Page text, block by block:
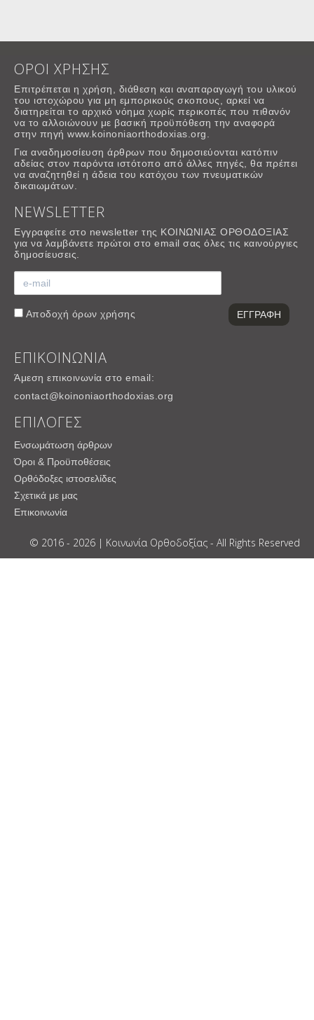
ΟΡΟΙ ΧΡΗΣΗΣ
Επιτρέπεται η χρήση, διάθεση και αναπαραγωγή του υλικού
του ιστοχώρου για μη εμπορικούς σκοπους, αρκεί να
διατηρείται το αρχικό νόημα χωρίς περικοπές που πιθανόν
να το αλλοιώνουν με βασική προϋπόθεση την αναφορά
στην πηγή www.koinoniaorthodoxias.org.
Για αναδημοσίευση άρθρων που δημοσιεύονται κατόπιν
αδείας στον παρόντα ιστότοπο από άλλες πηγές, θα πρέπει
να αναζητηθεί η άδεια του κατόχου των πνευματικών
δικαιωμάτων.
NEWSLETTER
Εγγραφείτε στο newsletter της ΚΟΙΝΩΝΙΑΣ ΟΡΘΟΔΟΞΙΑΣ
για να λαμβάνετε πρώτοι στο email σας όλες τις καινούργιες
δημοσίευσεις.
Αποδοχή όρων χρήσης
ΕΠΙΚΟΙΝΩΝΙΑ
Άμεση επικοινωνία στο email:
contact@koinoniaorthodoxias.org
ΕΠΙΛΟΓΕΣ
Ενσωμάτωση άρθρων
Όροι & Προϋποθέσεις
Ορθόδοξες ιστοσελίδες
Σχετικά με μας
Επικοινωνία
© 2016 - 2026 | Κοινωνία Ορθοδοξίας - All Rights Reserved